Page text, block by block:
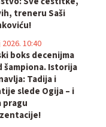
treneru Saši
boks decenijma
šampiona. Istorija
Tadija i
slede Ogija – i
pragu
10:40